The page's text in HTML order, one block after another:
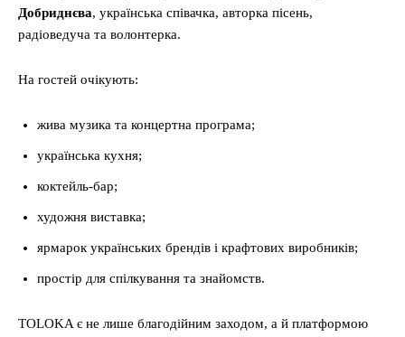
Добриднєва, українська співачка, авторка пісень,
радіоведуча та волонтерка.
На гостей очікують:
жива музика та концертна програма;
українська кухня;
коктейль-бар;
художня виставка;
ярмарок українських брендів і крафтових виробників;
простір для спілкування та знайомств.
TOLOKA є не лише благодійним заходом, а й платформою